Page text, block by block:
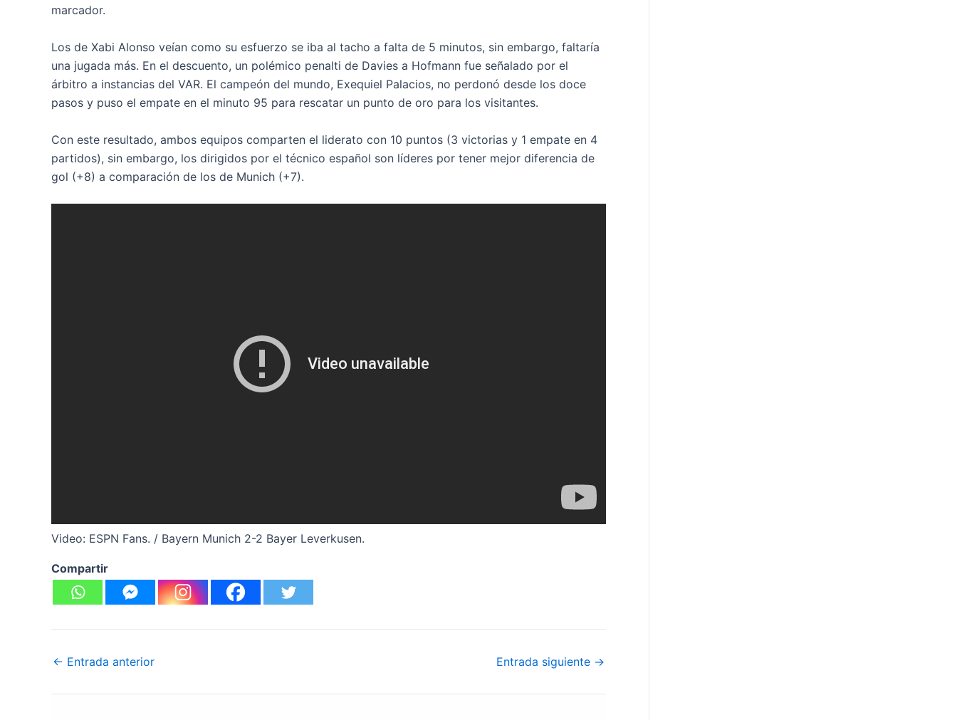
marcador.
Los de Xabi Alonso veían como su esfuerzo se iba al tacho a falta de 5 minutos, sin embargo, faltaría
una jugada más. En el descuento, un polémico penalti de Davies a Hofmann fue señalado por el
árbitro a instancias del VAR. El campeón del mundo, Exequiel Palacios, no perdonó desde los doce
pasos y puso el empate en el minuto 95 para rescatar un punto de oro para los visitantes.
Con este resultado, ambos equipos comparten el liderato con 10 puntos (3 victorias y 1 empate en 4
partidos), sin embargo, los dirigidos por el técnico español son líderes por tener mejor diferencia de
gol (+8) a comparación de los de Munich (+7).
Video: ESPN Fans. / Bayern Munich 2-2 Bayer Leverkusen.
Compartir
← Entrada anterior Entrada siguiente →